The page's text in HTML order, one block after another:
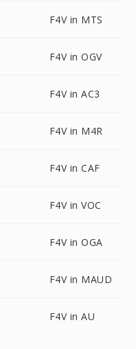
F4V in MTS
F4V in OGV
F4V in AC3
F4V in M4R
F4V in CAF
F4V in VOC
F4V in OGA
F4V in MAUD
F4V in AU